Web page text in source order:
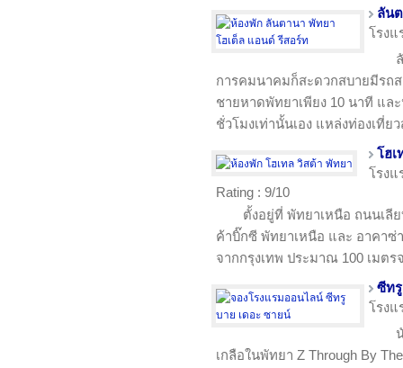
ลัน
โรง
การคมนาคมก็สะดวกสบายมีรถ
ชายหาดพัทยาเพียง 10 นาที แล
ชั่วโมงเท่านั้นเอง แหล่งท่องเที่
โฮเ
โรง
Rating : 9/10
ตั้งอยู่ที่ พัทยาเหนือ ถนนเลี
ค้าบิ๊กซี พัทยาเหนือ และ อาคาซ่า
จากกรุงเทพ ประมาณ 100 เมต
ซีทรู
โรง
เกลือในพัทยา Z Through By